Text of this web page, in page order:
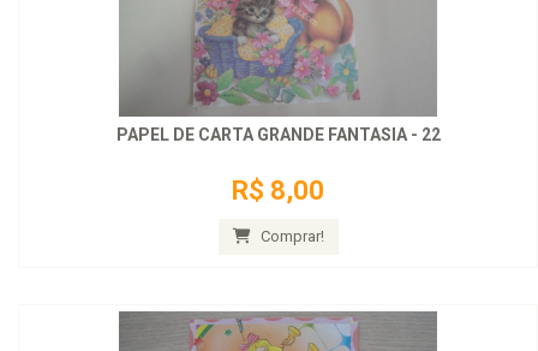
PAPEL DE CARTA GRANDE FANTASIA - 22
R$ 8,00
Comprar!